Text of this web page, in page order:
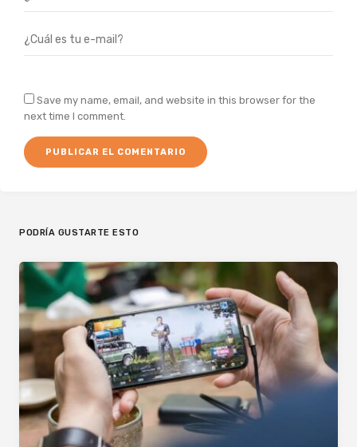
Save my name, email, and website in this browser for the
next time I comment.
PODRÍA GUSTARTE ESTO